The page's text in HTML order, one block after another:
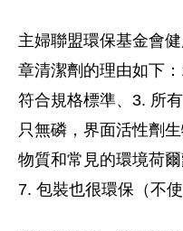
主婦聯盟環保基金會
章清潔劑的理由如下
符合規格標準、3. 所
只無磷，界面活性劑
物質和常見的環境荷
7. 包裝也很環保（不